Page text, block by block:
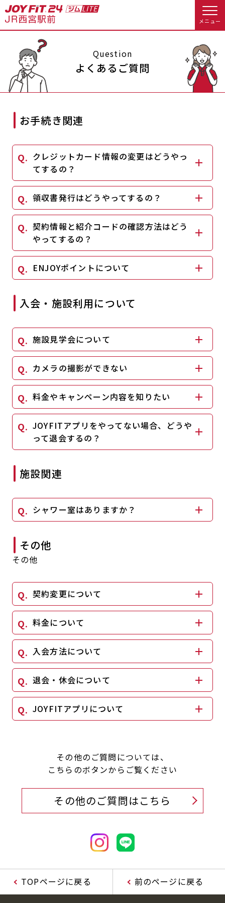
メニュー
店舗トップ
オプション料金 アクセス
店舗情報・サービス よくあるご質問
店舗へのお問い合わせ
入会するトップ
Appで入会手続き料金・サービス等詳しく見る
入会を悩まれている方へトップ
キャンペーン
よくあるご質問
JOYFIT総合トップ JOYFIT
JOYFIT24 JOYFIT YOGA
JOYFIT+
Question
よくあるご質問
お手続き関連
クレジットカード情報の変更はどうやっ
てするの？
領収書発行はどうやってするの？
契約情報と紹介コードの確認方法はどう
やってするの？
ENJOYポイントについて
入会・施設利用について
施設見学会について
カメラの撮影ができない
料金やキャンペーン内容を知りたい
JOYFITアプリをやってない場合、どうや
って退会するの？
施設関連
シャワー室はありますか？
その他
その他
契約変更について
料金について
入会方法について
退会・休会について
JOYFITアプリについて
その他のご質問については、
こちらのボタンからご覧ください
その他のご質問はこちら
TOPページに戻る 前のページに戻る